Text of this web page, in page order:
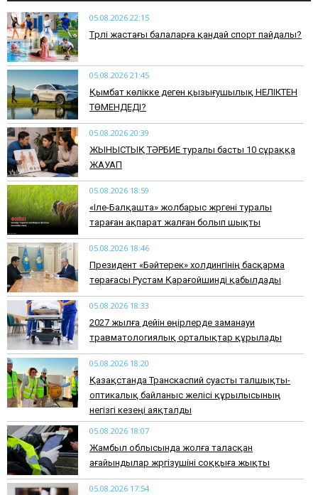
05.08.2026 22:15
​Түрлі жастағы балаларға қандай спорт пайдалы?
05.08.2026 21:45
Қымбат көлікке деген қызығушылық НЕЛІКТЕН
ТӨМЕНДЕДІ?
05.08.2026 20:39
ЖЫНЫСТЫҚ ТӘРБИЕ туралы басты 10 сұраққа
ЖАУАП
05.08.2026 18:59
«Іле-Балқашта» жолбарыс жүргені туралы
тараған ақпарат жалған болып шықты
05.08.2026 18:46
Президент «Бәйтерек» холдингінің басқарма
төрағасы Рустам Қарағойшинді қабылдады
05.08.2026 18:33
2027 жылға дейін өңірлерде заманауи
травматологиялық орталықтар құрылады
05.08.2026 18:20
Қазақстанда Транскаспий суасты талшықты-
оптикалық байланыс желісі құрылысының
негізгі кезеңі аяқталды
05.08.2026 18:07
Жамбыл облысында жолға таласқан
ағайындылар жүргізушіні соққыға жықты
05.08.2026 17:54